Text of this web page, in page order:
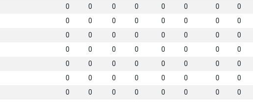
0 0 0 0 0 0 0
0
0 0 0 0 0 0 0
0
0 0 0 0 0 0 0
0
0 0 0 0 0 0 0
0
0 0 0 0 0 0 0
0
0 0 0 0 0 0 0
0
0 0 0 0 0 0 0
0